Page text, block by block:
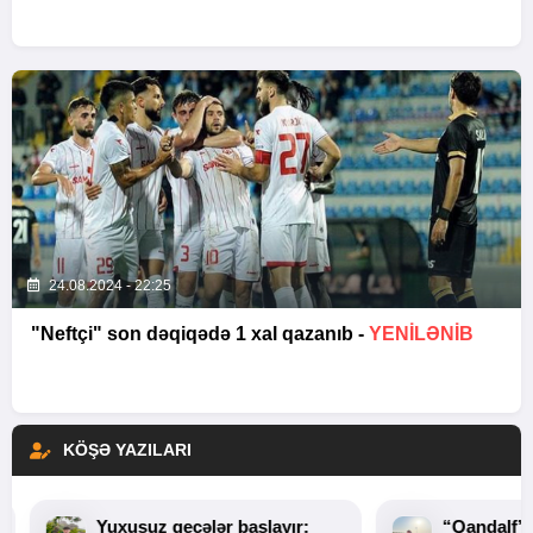
24.08.2024 - 22:25
"Neftçi" son dəqiqədə 1 xal qazanıb - YENILƏNIB
KÖŞƏ YAZILARI
Yuxusuz gecələr başlayır: